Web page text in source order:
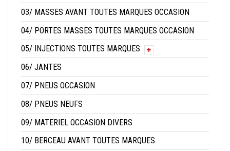
03/ MASSES AVANT TOUTES MARQUES OCCASION
04/ PORTES MASSES TOUTES MARQUES OCCASION
05/ INJECTIONS TOUTES MARQUES
06/ JANTES
07/ PNEUS OCCASION
08/ PNEUS NEUFS
09/ MATERIEL OCCASION DIVERS
10/ BERCEAU AVANT TOUTES MARQUES